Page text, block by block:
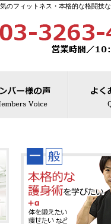
のフィットネス・本格的な格闘技な